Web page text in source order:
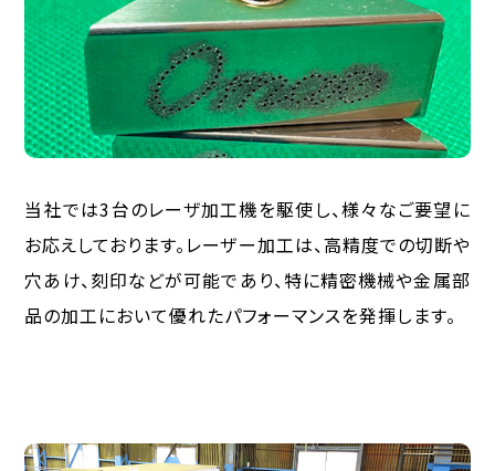
当社では3台のレーザ加工機を駆使し、様々なご要望に
お応えしております。レーザー加工は、高精度での切断や
穴あけ、刻印などが可能であり、特に精密機械や金属部
品の加工において優れたパフォーマンスを発揮します。